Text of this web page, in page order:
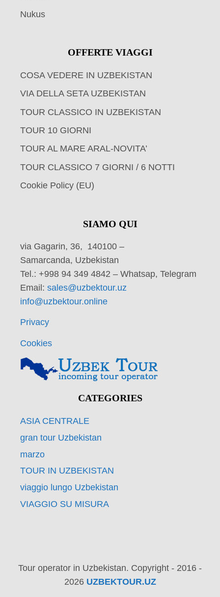
Nukus
OFFERTE VIAGGI
COSA VEDERE IN UZBEKISTAN
VIA DELLA SETA UZBEKISTAN
TOUR CLASSICO IN UZBEKISTAN
TOUR 10 GIORNI
TOUR AL MARE ARAL-NOVITA’
TOUR CLASSICO 7 GIORNI / 6 NOTTI
Cookie Policy (EU)
SIAMO QUI
via Gagarin, 36, 140100 –
Samarcanda, Uzbekistan
Tel.: +998 94 349 4842 – Whatsap, Telegram
Email: sales@uzbektour.uz
info@uzbektour.online
Privacy
Cookies
CATEGORIES
ASIA CENTRALE
gran tour Uzbekistan
marzo
TOUR IN UZBEKISTAN
viaggio lungo Uzbekistan
VIAGGIO SU MISURA
Tour operator in Uzbekistan. Copyright - 2016 -
2026 UZBEKTOUR.UZ